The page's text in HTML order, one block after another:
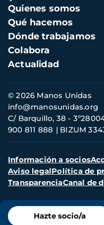
Menú
de
Hazte socio/a
Navegación
principal
Quienes somos
Qué hacemos
Dónde trabajamos
Colabora
Actualidad
Información
de
contacto
© 2026 Manos Unidas
C/ Barquillo, 38 -
900 811 888
BIZUM
info@manosunidas.org
Menú
secundario
Información a socios
Aviso legalPolítica de
TransparenciaCanal de